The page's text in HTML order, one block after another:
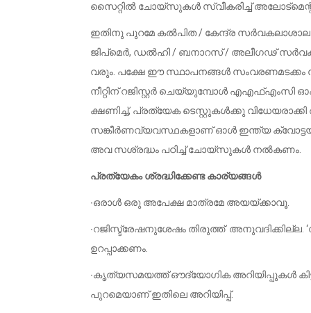
സൈറ്റിൽ ചോയ്സുകൾ സ്വീകരിച്ച്
ഇതിനു പുറമേ കൽപിത / കേന്ദ്ര
ജിപ്മെർ, ഡൽഹി / ബനാറസ് / അലീഗഢ്
വരും. പക്ഷേ ഈ സ്ഥാപനങ്ങൾ
നീറ്റിന് റജിസ്റ്റർ ചെയ്യുമ്പോൾ എഎഫ്എംസി
ക്ഷണിച്ച്, പ്രത്യേക ടെസ്റ്റുകൾക്കു
സങ്കീർണവ്യവസ്ഥകളാണ് ഓൾ ഇന്ത്യ
അവ സശ്രദ്ധം പഠിച്ച് ചോയ്സുകൾ നൽകണം.
പ്രത്യേകം ശ്രദ്ധിക്കേണ്ട കാര്യങ്ങൾ
∙ഒരാൾ ഒരു അപേക്ഷ മാത്രമേ അയയ്ക്കാവൂ.
∙റജിസ്ട്രേഷനുശേഷം തിരുത്ത്
ഉറപ്പാക്കണം.
∙കൃത്യസമയത്ത് ഔദ്യോഗിക അറിയിപ്പുകൾ
പുറമെയാണ് ഇതിലെ അറിയിപ്പ്.